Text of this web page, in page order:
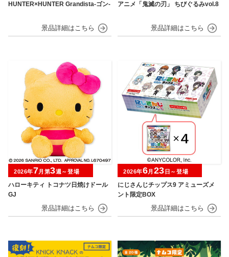
HUNTER×HUNTER Grandista-ゴン- アニメ「鬼滅の刃」 ちびぐるみvol.8
ハローキティ トコナツ日焼けドール
GJ
2026年7月第3週～登場
にじさんじチップス9 アミューズメ
ント限定BOX
2026年6月 23 日～登場